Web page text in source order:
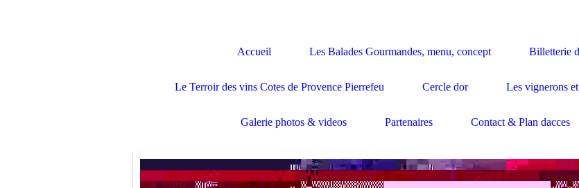
Accueil Les Balades Gourmandes, menu, concept Billetterie
Le Terroir des vins Cotes de Provence Pierrefeu Cercle dor Les vignerons
Galerie photos & videos Partenaires Contact & Plan dacces